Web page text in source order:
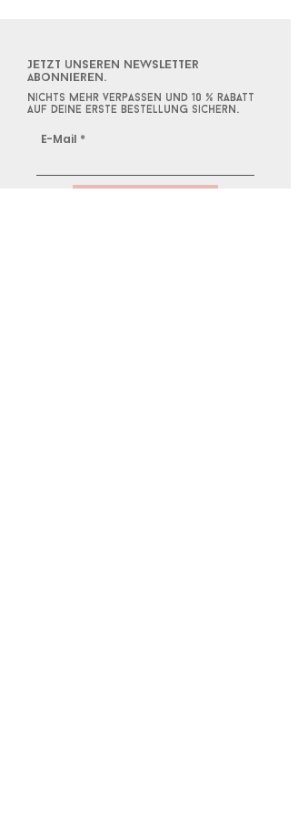
Jetzt unseren Newsletter
abonnieren.
Nichts mehr verpassen und 10 % rabatt
auf deine erste bestellung sichern.
E-Mail